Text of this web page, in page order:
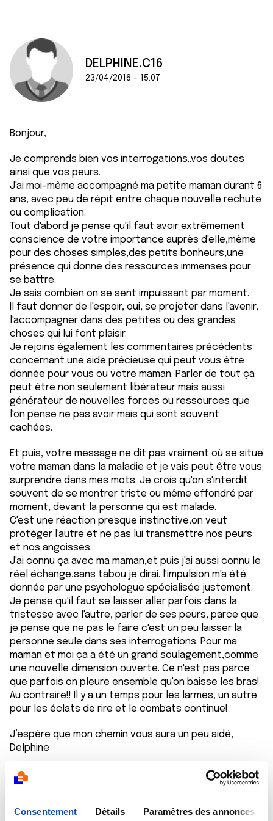
Consentement Détails Paramètres des annonces
DELPHINE.C16
23/04/2016 - 15:07
Bonjour,
Je comprends bien vos interrogations..vos doutes
ainsi que vos peurs.
J'ai moi-même accompagné ma petite maman durant 6
ans, avec peu de répit entre chaque nouvelle rechute
ou complication.
Tout d'abord je pense qu'il faut avoir extrêmement
conscience de votre importance auprès d'elle,même
pour des choses simples,des petits bonheurs,une
présence qui donne des ressources immenses pour
se battre.
Je sais combien on se sent impuissant par moment.
Il faut donner de l'espoir, oui, se projeter dans l'avenir,
l'accompagner dans des petites ou des grandes
choses qui lui font plaisir.
Je rejoins également les commentaires précédents
concernant une aide précieuse qui peut vous être
donnée pour vous ou votre maman. Parler de tout ça
peut être non seulement libérateur mais aussi
générateur de nouvelles forces ou ressources que
l'on pense ne pas avoir mais qui sont souvent
cachées.
Et puis, votre message ne dit pas vraiment où se situe
votre maman dans la maladie et je vais peut être vous
surprendre dans mes mots. Je crois qu'on s'interdit
souvent de se montrer triste ou même effondré par
moment, devant la personne qui est malade.
C'est une réaction presque instinctive,on veut
protéger l'autre et ne pas lui transmettre nos peurs
et nos angoisses.
J'ai connu ça avec ma maman,et puis j'ai aussi connu le
réel échange,sans tabou je dirai. l'impulsion m'a été
donnée par une psychologue spécialisée justement.
Je pense qu'il faut se laisser aller parfois dans la
tristesse avec l'autre, parler de ses peurs, parce que
je pense que ne pas le faire c'est un peu laisser la
personne seule dans ses interrogations. Pour ma
maman et moi ça a été un grand soulagement,comme
une nouvelle dimension ouverte. Ce n'est pas parce
que parfois on pleure ensemble qu'on baisse les bras!
Au contraire!! Il y a un temps pour les larmes, un autre
pour les éclats de rire et le combats continue!
J’espère que mon chemin vous aura un peu aidé,
Delphine
Citer